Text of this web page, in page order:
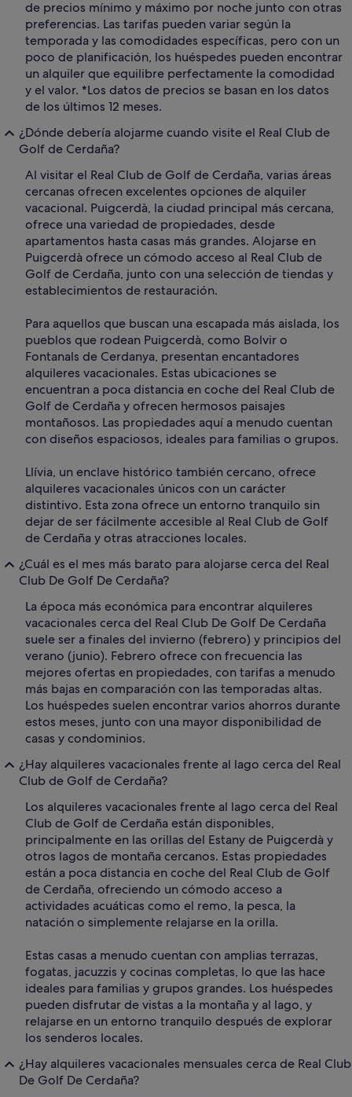
de precios mínimo y máximo por noche junto con otras
preferencias. Las tarifas pueden variar según la
temporada y las comodidades específicas, pero con un
poco de planificación, los huéspedes pueden encontrar
un alquiler que equilibre perfectamente la comodidad
y el valor. *Los datos de precios se basan en los datos
de los últimos 12 meses.
¿Dónde debería alojarme cuando visite el Real Club de
Golf de Cerdaña?
Al visitar el Real Club de Golf de Cerdaña, varias áreas
cercanas ofrecen excelentes opciones de alquiler
vacacional. Puigcerdà, la ciudad principal más cercana,
ofrece una variedad de propiedades, desde
apartamentos hasta casas más grandes. Alojarse en
Puigcerdà ofrece un cómodo acceso al Real Club de
Golf de Cerdaña, junto con una selección de tiendas y
establecimientos de restauración.
Para aquellos que buscan una escapada más aislada, los
pueblos que rodean Puigcerdà, como Bolvir o
Fontanals de Cerdanya, presentan encantadores
alquileres vacacionales. Estas ubicaciones se
encuentran a poca distancia en coche del Real Club de
Golf de Cerdaña y ofrecen hermosos paisajes
montañosos. Las propiedades aquí a menudo cuentan
con diseños espaciosos, ideales para familias o grupos.
Llívia, un enclave histórico también cercano, ofrece
alquileres vacacionales únicos con un carácter
distintivo. Esta zona ofrece un entorno tranquilo sin
dejar de ser fácilmente accesible al Real Club de Golf
de Cerdaña y otras atracciones locales.
¿Cuál es el mes más barato para alojarse cerca del Real
Club De Golf De Cerdaña?
La época más económica para encontrar alquileres
vacacionales cerca del Real Club De Golf De Cerdaña
suele ser a finales del invierno (febrero) y principios del
verano (junio). Febrero ofrece con frecuencia las
mejores ofertas en propiedades, con tarifas a menudo
más bajas en comparación con las temporadas altas.
Los huéspedes suelen encontrar varios ahorros durante
estos meses, junto con una mayor disponibilidad de
casas y condominios.
¿Hay alquileres vacacionales frente al lago cerca del Real
Club de Golf de Cerdaña?
Los alquileres vacacionales frente al lago cerca del Real
Club de Golf de Cerdaña están disponibles,
principalmente en las orillas del Estany de Puigcerdà y
otros lagos de montaña cercanos. Estas propiedades
están a poca distancia en coche del Real Club de Golf
de Cerdaña, ofreciendo un cómodo acceso a
actividades acuáticas como el remo, la pesca, la
natación o simplemente relajarse en la orilla.
Estas casas a menudo cuentan con amplias terrazas,
fogatas, jacuzzis y cocinas completas, lo que las hace
ideales para familias y grupos grandes. Los huéspedes
pueden disfrutar de vistas a la montaña y al lago, y
relajarse en un entorno tranquilo después de explorar
los senderos locales.
¿Hay alquileres vacacionales mensuales cerca de Real Club
De Golf De Cerdaña?